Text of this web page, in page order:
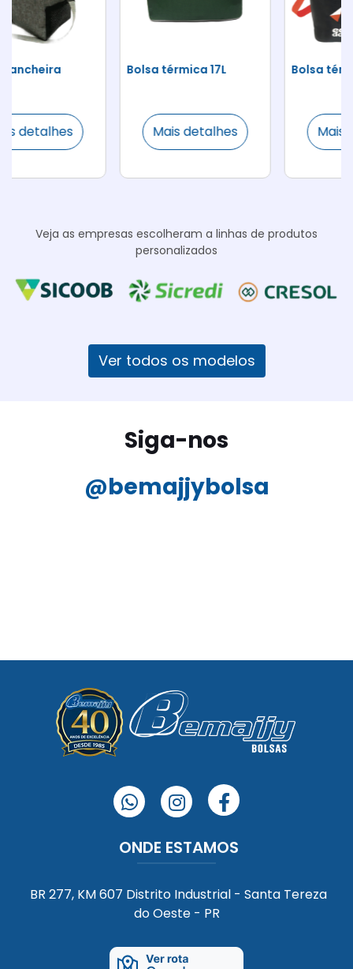
Bolsa térmica 17L
Mais detalhes
Bolsa térmica 13L
Mais detalhes
Veja as empresas escolheram a linhas de produtos
personalizados
Ver todos os modelos
Siga-nos
@bemajjybolsa
whatsInstagram
Facebook
ONDE ESTAMOS
BR 277, KM 607 Distrito Industrial - Santa Tereza
do Oeste - PR